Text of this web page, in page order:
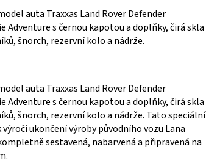
auta Traxxas Land Rover Defender
Adventure s černou kapotou a doplňky, čirá skla
šnorch, rezervní kolo a nádrže.
auta Traxxas Land Rover Defender
Adventure s černou kapotou a doplňky, čirá skla
šnorch, rezervní kolo a nádrže. Tato speciální
ukončení výroby původního vozu Lana
sestavená, nabarvená a připravená na